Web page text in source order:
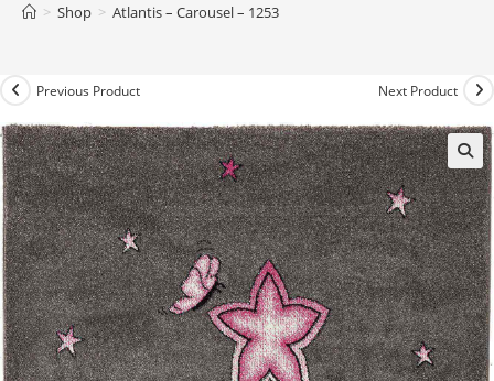
> Shop > Atlantis – Carousel – 1253
Previous Product Next Product